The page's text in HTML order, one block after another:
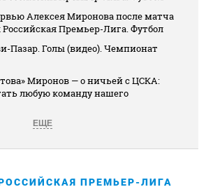
Алексея Миронова после матча
Премьер-Лига. Футбол
Пазар. Голы (видео). Чемпионат
Миронов — о ничьей с ЦСКА:
любую команду нашего
ЕЩЕ
ПРЕМЬЕР-ЛИГА